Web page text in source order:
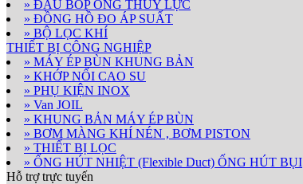
» ĐẦU BÓP ỐNG THỦY LỰC
» ĐỒNG HỒ ĐO ÁP SUẤT
» BỘ LỌC KHÍ
THIẾT BỊ CÔNG NGHIỆP
» MÁY ÉP BÙN KHUNG BẢN
» KHỚP NỐI CAO SU
» PHỤ KIỆN INOX
» Van JOIL
» KHUNG BẢN MÁY ÉP BÙN
» BƠM MÀNG KHÍ NÉN , BƠM PISTON
» THIẾT BỊ LỌC
» ỐNG HÚT NHIỆT (Flexible Duct) ỐNG HÚT BỤI
Hỗ trợ trực tuyến